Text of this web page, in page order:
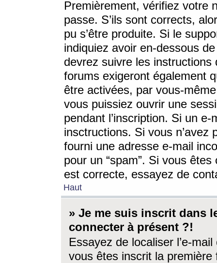
Premièrement, vérifiez votre
passe. S’ils sont corrects,
pu s’être produite. Si le
indiquiez avoir en-dessous
devrez suivre les
forums exigeront également
être activées, par vous-
vous puissiez ouvrir une
pendant l’inscription. Si un
insctructions. Si vous n’avez
fourni une adresse e-mail
pour un “spam”. Si vous
est correcte, essayez de
Haut
» Je me suis inscrit dans
connecter à présent ?!
Essayez de localiser l’e-
vous êtes inscrit la première